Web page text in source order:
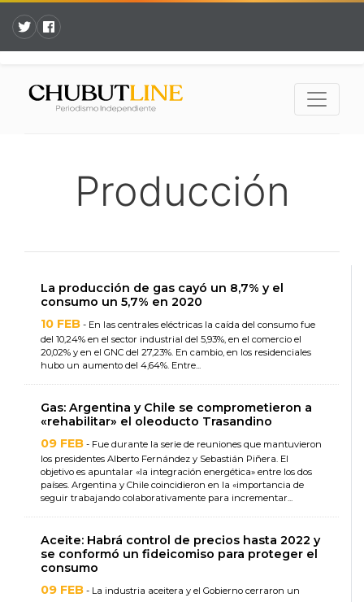
Producción
La producción de gas cayó un 8,7% y el
consumo un 5,7% en 2020
10 FEB - En las centrales eléctricas la caída del consumo fue
del 10,24% en el sector industrial del 5,93%, en el comercio el
20,02% y en el GNC del 27,23%. En cambio, en los residenciales
hubo un aumento del 4,64%. Entre...
Gas: Argentina y Chile se comprometieron a
«rehabilitar» el oleoducto Trasandino
09 FEB - Fue durante la serie de reuniones que mantuvieron
los presidentes Alberto Fernández y Sebastián Piñera. El
objetivo es apuntalar «la integración energética» entre los dos
países. Argentina y Chile coincidieron en la «importancia de
seguir trabajando colaborativamente para incrementar...
Aceite: Habrá control de precios hasta 2022 y
se conformó un fideicomiso para proteger el
consumo
09 FEB - La industria aceitera y el Gobierno cerraron un